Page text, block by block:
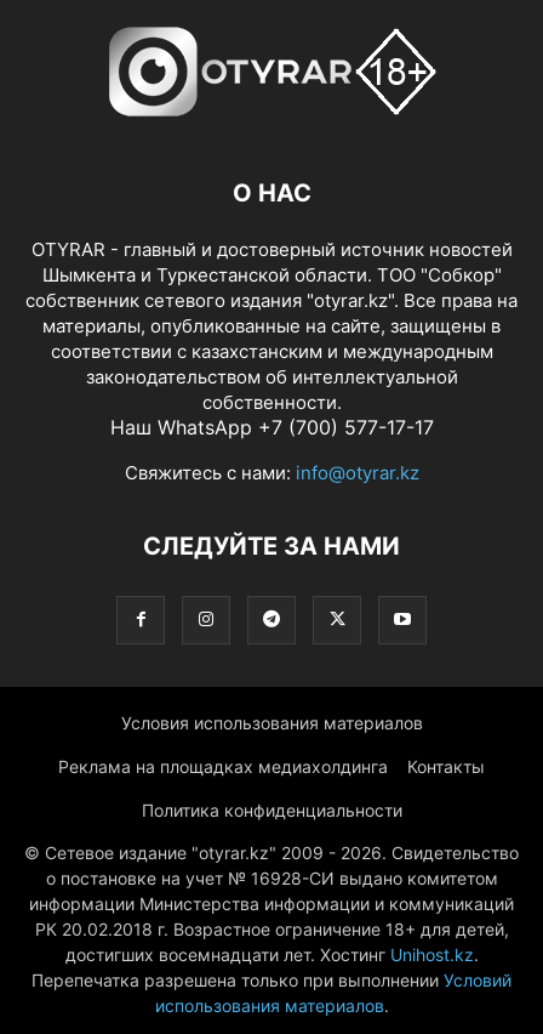
О НАС
OTYRAR - главный и достоверный источник новостей
Шымкента и Туркестанской области. ТОО "Собкор"
собственник сетевого издания "otyrar.kz". Все права на
материалы, опубликованные на сайте, защищены в
соответствии с казахстанским и международным
законодательством об интеллектуальной
собственности.
Наш WhatsApp +7 (700) 577-17-17
Свяжитесь с нами: info@otyrar.kz
СЛЕДУЙТЕ ЗА НАМИ
Условия использования материалов
Реклама на площадках медиахолдинга Контакты
Политика конфиденциальности
© Сетевое издание "otyrar.kz" 2009 - 2026. Свидетельство
о постановке на учет № 16928-СИ выдано комитетом
информации Министерства информации и коммуникаций
РК 20.02.2018 г. Возрастное ограничение 18+ для детей,
достигших восемнадцати лет. Хостинг Unihost.kz.
Перепечатка разрешена только при выполнении Условий
использования материалов.